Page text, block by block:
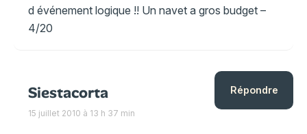
d événement logique !! Un navet a gros budget –
4/20
Siestacorta
15 juillet 2010 à 13 h 37 min
Répondre